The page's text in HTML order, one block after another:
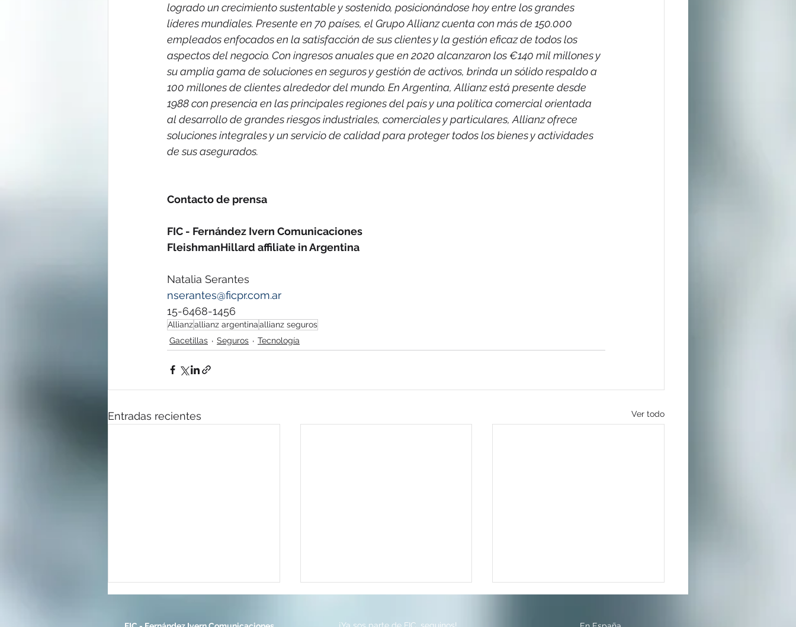
logrado un crecimiento sustentable y sostenido, posicionándose hoy entre los grandes
líderes mundiales. Presente en 70 países, el Grupo Allianz cuenta con más de 150.000
empleados enfocados en la satisfacción de sus clientes y la gestión eficaz de todos los
aspectos del negocio. Con ingresos anuales que en 2020 alcanzaron los €140 mil millones y
su amplia gama de soluciones en seguros y gestión de activos, brinda un sólido respaldo a
100 millones de clientes alrededor del mundo. En Argentina, Allianz está presente desde
1988 con presencia en las principales regiones del país y una política comercial orientada
al desarrollo de grandes riesgos industriales, comerciales y particulares, Allianz ofrece
soluciones integrales y un servicio de calidad para proteger todos los bienes y actividades
de sus asegurados.
Contacto de prensa
FIC - Fernández Ivern Comunicaciones
FleishmanHillard affiliate in Argentina
Natalia Serantes
nserantes@ficpr.com.ar
15-6468-1456
Allianzallianz argentinaallianz seguros
Gacetillas
Seguros Tecnología
Entradas recientes Ver todo